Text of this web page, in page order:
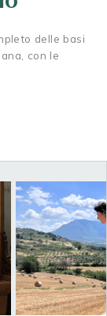
delle basi
con le